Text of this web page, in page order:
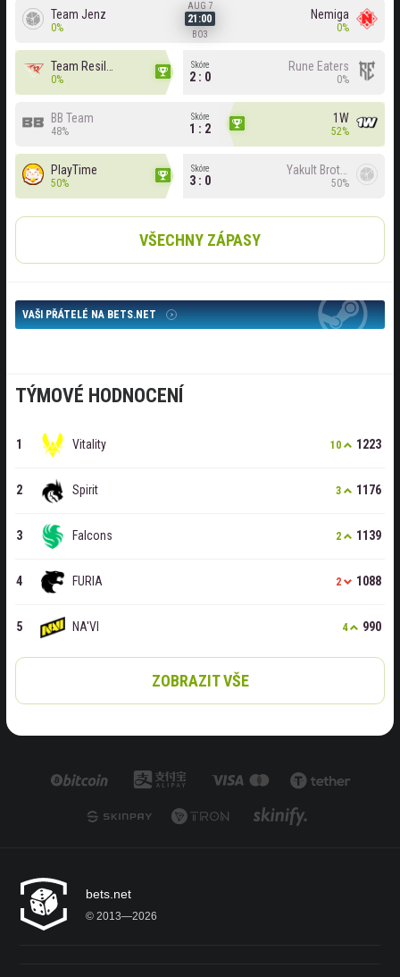
Team Jenz
0%
AUG 7
21:00
BO3
Nemiga
0%
0%
Skóre
2 : 0
Rune Eaters
0%
BB Team
48%
Skóre
1 : 2
1W
52%
PlayTime
50%
Skóre
3 : 0 50%
VŠECHNY ZÁPASY
VAŠI PŘÁTELÉ NA BETS.NET
TÝMOVÉ HODNOCENÍ
Vitality 10 1223
Spirit 3 1176
Falcons 2 1139
FURIA 2 1088
NA'VI 4 990
ZOBRAZIT VŠE
bets.net
© 2013—2026